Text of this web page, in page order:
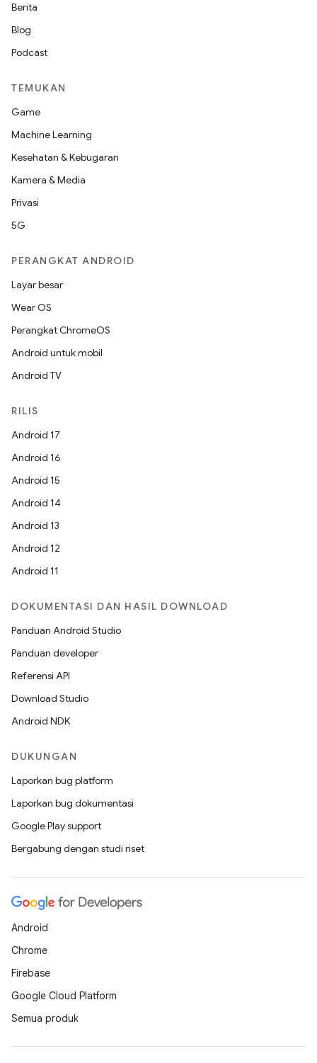
Berita
Blog
Podcast
TEMUKAN
Game
Machine Learning
Kesehatan & Kebugaran
Kamera & Media
Privasi
5G
PERANGKAT ANDROID
Layar besar
Wear OS
Perangkat ChromeOS
Android untuk mobil
Android TV
RILIS
Android 17
Android 16
Android 15
Android 14
Android 13
Android 12
Android 11
DOKUMENTASI DAN HASIL DOWNLOAD
Panduan Android Studio
Panduan developer
Referensi API
Download Studio
Android NDK
DUKUNGAN
Laporkan bug platform
Laporkan bug dokumentasi
Google Play support
Bergabung dengan studi riset
Android
Chrome
Firebase
Google Cloud Platform
Semua produk